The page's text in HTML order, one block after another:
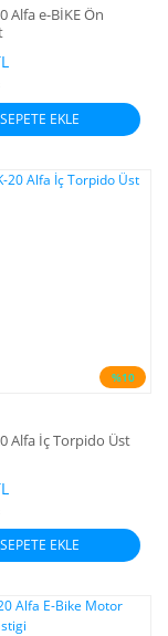
Alfa e-BİKE Ön
SEPETE EKLE
%10
Alfa İç Torpido Üst
SEPETE EKLE